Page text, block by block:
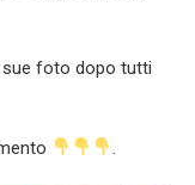
sue foto dopo tutti